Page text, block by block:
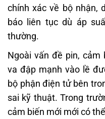
chính xác về bộ nhận,
báo liên tục dù áp
thường.
Ngoài vấn đề pin,
va đập mạnh vào lề
bộ phận điện tử bên
sai kỹ thuật. Trong
cảm biến mới mới có